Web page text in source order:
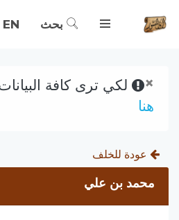
بحث EN
× لكي ترى كافة
هنا
عودة للخلف
محمد بن علي